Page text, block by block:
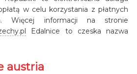
w celu korzystania z płatnych
Więcej informacji na stronie
Edalnice to czeska nazwa
austria